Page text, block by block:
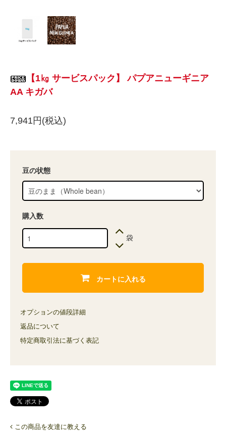
【1㎏ サービスパック】 パプアニューギニア
AA キガバ
7,941円(税込)
豆の状態
購入数
袋
カートに入れる
オプションの値段詳細
返品について
特定商取引法に基づく表記
この商品を友達に教える